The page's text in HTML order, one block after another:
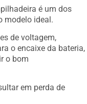
é um dos
modelo ideal.
de voltagem,
o encaixe da bateria,
o bom
em perda de